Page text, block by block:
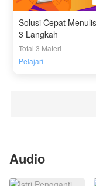
Solusi Cepat
3 Langkah
Total 3 Materi
Pelajari
Audio